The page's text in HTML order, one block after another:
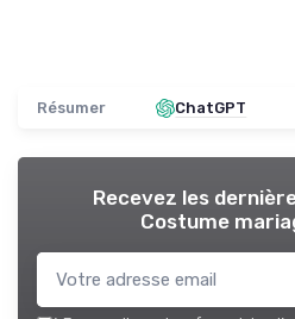
Résumer ChatGPT
Recevez les
Costume